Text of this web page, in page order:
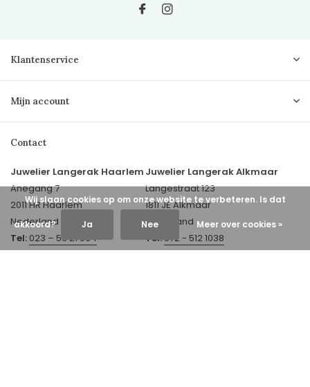
Klantenservice
Mijn account
Contact
Juwelier Langerak Haarlem
Anegang 7
2011 HR Haarlem
Nederland
Tel: 023 – 53 21 064
E-mail:
Juwelier Langerak Alkmaar
Langestraat 123
1811 JE Alkmaar
Nederland
Tel:072 - 512 1038
E-mail:
Wij slaan cookies op om onze website te verbeteren. Is dat
akkoord? Ja Nee Meer over cookies »